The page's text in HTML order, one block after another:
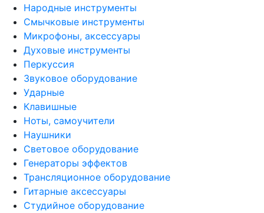
Народные инструменты
Смычковые инструменты
Микрофоны, аксессуары
Духовые инструменты
Перкуссия
Звуковое оборудование
Ударные
Клавишные
Ноты, самоучители
Наушники
Световое оборудование
Генераторы эффектов
Трансляционное оборудование
Гитарные аксессуары
Студийное оборудование